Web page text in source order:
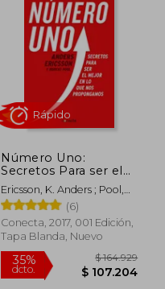
33%
dcto.
Número Uno:
Secretos Para ser el
Mejor en lo que nos
Propongamos
(Conecta)
Ericsson, K. Anders ; Pool,
Robert
(6)
Conecta, 2017, 001 Edición,
Tapa Blanda, Nuevo
Rápido